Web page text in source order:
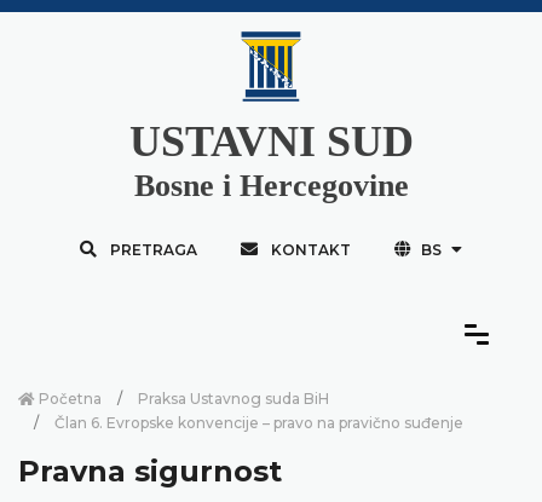
USTAVNI SUD
Bosne i Hercegovine
PRETRAGA KONTAKT BS
Početna
Praksa Ustavnog suda BiH
Član 6. Evropske konvencije – pravo na pravično suđenje
Pravna sigurnost